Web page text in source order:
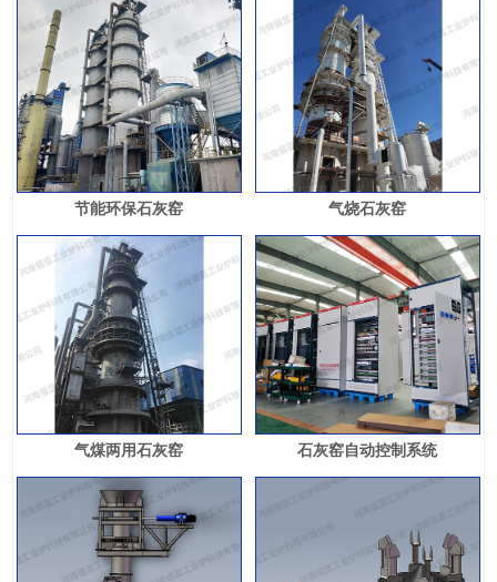
节能环保石灰窑 气烧石灰窑
气煤两用石灰窑 石灰窑自动控制系统